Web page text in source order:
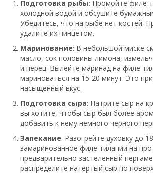
Подготовка рыбы: Промойте филе
холодной водой и обсушите
Убедитесь, что на рыбе нет костей.
удалите их пинцетом.
Маринование: В небольшой миске
масло, сок половины лимона,
и перец. Вылейте маринад на филе
мариноваться на 15-20 минут. Это
насыщенный вкус.
Подготовка сыра: Натрите сыр на
вы хотите, чтобы сыр был более
добавить к нему немного черного
Запекание: Разогрейте духовку до
замаринованное филе тилапии на
предварительно застеленный
распределите натертый сыр по